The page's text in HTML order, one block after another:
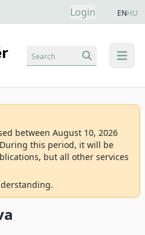
Login ENHU
menu
Search
between August 10, 2026
this period, it will be
but all other services